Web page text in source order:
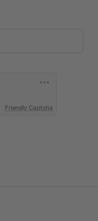
Friendly Captcha